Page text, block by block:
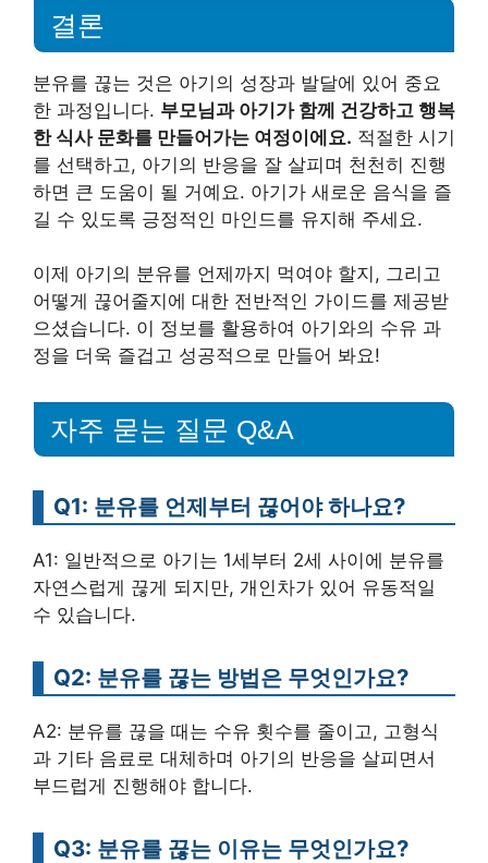
결론
분유를 끊는 것은 아기의 성장과 발달에 있어 중요
한 과정입니다. 부모님과 아기가 함께 건강하고 행복
한 식사 문화를 만들어가는 여정이에요. 적절한 시기
를 선택하고, 아기의 반응을 잘 살피며 천천히 진행
하면 큰 도움이 될 거예요. 아기가 새로운 음식을 즐
길 수 있도록 긍정적인 마인드를 유지해 주세요.
이제 아기의 분유를 언제까지 먹여야 할지, 그리고
어떻게 끊어줄지에 대한 전반적인 가이드를 제공받
으셨습니다. 이 정보를 활용하여 아기와의 수유 과
정을 더욱 즐겁고 성공적으로 만들어 봐요!
자주 묻는 질문 Q&A
Q1: 분유를 언제부터 끊어야 하나요?
A1: 일반적으로 아기는 1세부터 2세 사이에 분유를
자연스럽게 끊게 되지만, 개인차가 있어 유동적일
수 있습니다.
Q2: 분유를 끊는 방법은 무엇인가요?
A2: 분유를 끊을 때는 수유 횟수를 줄이고, 고형식
과 기타 음료로 대체하며 아기의 반응을 살피면서
부드럽게 진행해야 합니다.
Q3: 분유를 끊는 이유는 무엇인가요?